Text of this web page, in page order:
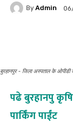
By Admin
बुरहानपुर - जिला अस्पताल के ओपीडी
पढे बुरहानपु
पार्किंग पाईंट